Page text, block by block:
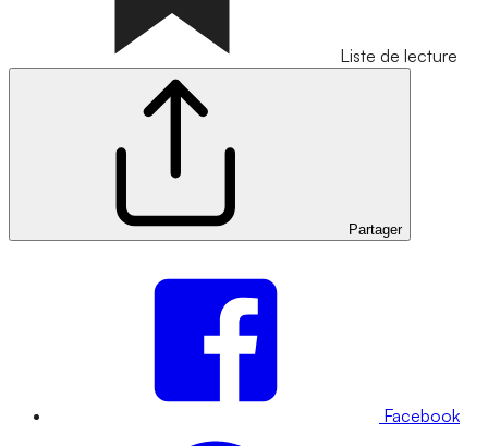
Liste de lecture
Partager
Facebook